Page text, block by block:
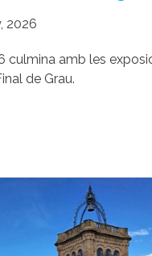
2026
culmina amb les
de Grau.